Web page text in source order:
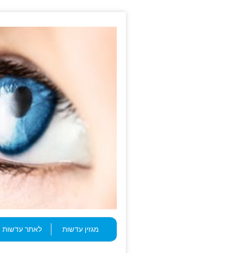
Menu
Skip to content
מגזין עדשות
לאתר עדשות